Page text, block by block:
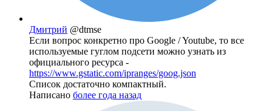
Дмитрий @dtmse
Если вопрос конкретно про Google / Youtube, то все
используемые гуглом подсети можно узнать из
официального ресурса -
https://www.gstatic.com/ipranges/goog.json
Список достаточно компактный.
Написано более года назад